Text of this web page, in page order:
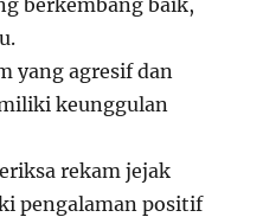
yang agresif dan
keunggulan
rekam jejak
pengalaman positif